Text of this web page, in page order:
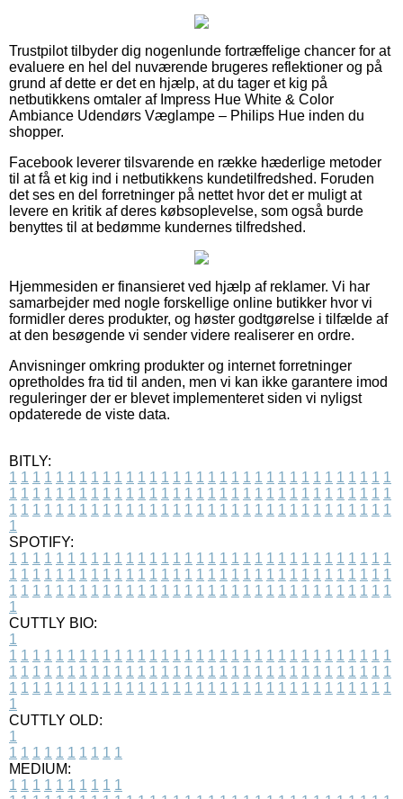
Trustpilot tilbyder dig nogenlunde fortræffelige chancer for at
evaluere en hel del nuværende brugeres reflektioner og på
grund af dette er det en hjælp, at du tager et kig på
netbutikkens omtaler af Impress Hue White & Color
Ambiance Udendørs Væglampe – Philips Hue inden du
shopper.
Facebook leverer tilsvarende en række hæderlige metoder
til at få et kig ind i netbutikkens kundetilfredshed. Foruden
det ses en del forretninger på nettet hvor det er muligt at
levere en kritik af deres købsoplevelse, som også burde
benyttes til at bedømme kundernes tilfredshed.
Hjemmesiden er finansieret ved hjælp af reklamer. Vi har
samarbejder med nogle forskellige online butikker hvor vi
formidler deres produkter, og høster godtgørelse i tilfælde af
at den besøgende vi sender videre realiserer en ordre.
Anvisninger omkring produkter og internet forretninger
opretholdes fra tid til anden, men vi kan ikke garantere imod
reguleringer der er blevet implementeret siden vi nyligst
opdaterede de viste data.
BITLY:
1 1 1 1 1 1 1 1 1 1 1 1 1 1 1 1 1 1 1 1 1 1 1 1 1 1 1 1 1 1 1 1 1
1 1 1 1 1 1 1 1 1 1 1 1 1 1 1 1 1 1 1 1 1 1 1 1 1 1 1 1 1 1 1 1 1
1 1 1 1 1 1 1 1 1 1 1 1 1 1 1 1 1 1 1 1 1 1 1 1 1 1 1 1 1 1 1 1 1
1
SPOTIFY:
1 1 1 1 1 1 1 1 1 1 1 1 1 1 1 1 1 1 1 1 1 1 1 1 1 1 1 1 1 1 1 1 1
1 1 1 1 1 1 1 1 1 1 1 1 1 1 1 1 1 1 1 1 1 1 1 1 1 1 1 1 1 1 1 1 1
1 1 1 1 1 1 1 1 1 1 1 1 1 1 1 1 1 1 1 1 1 1 1 1 1 1 1 1 1 1 1 1 1
1
CUTTLY BIO:
1
1 1 1 1 1 1 1 1 1 1 1 1 1 1 1 1 1 1 1 1 1 1 1 1 1 1 1 1 1 1 1 1 1
1 1 1 1 1 1 1 1 1 1 1 1 1 1 1 1 1 1 1 1 1 1 1 1 1 1 1 1 1 1 1 1 1
1 1 1 1 1 1 1 1 1 1 1 1 1 1 1 1 1 1 1 1 1 1 1 1 1 1 1 1 1 1 1 1 1
1
CUTTLY OLD:
1
1 1 1 1 1 1 1 1 1 1
MEDIUM:
1 1 1 1 1 1 1 1 1 1